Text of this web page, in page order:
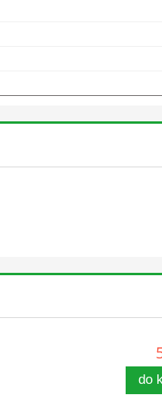
do